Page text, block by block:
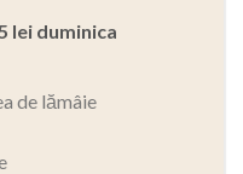
lei duminica
de lămâie